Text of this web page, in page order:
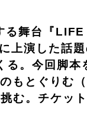
る舞台『
上演した話題
。今回脚本
もとぐりむ
む。チケッ